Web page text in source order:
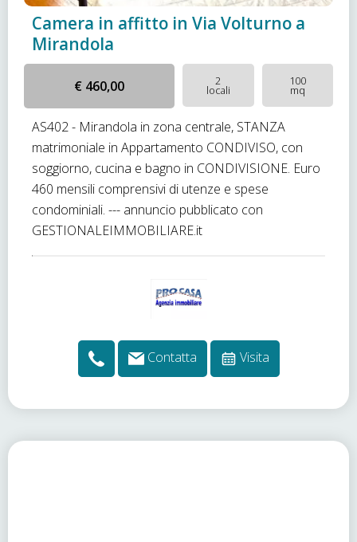
Camera in affitto in Via Volturno a
Mirandola
€ 460,00 2
locali
100
mq
AS402 - Mirandola in zona centrale, STANZA
matrimoniale in Appartamento CONDIVISO, con
soggiorno, cucina e bagno in CONDIVISIONE. Euro
460 mensili comprensivi di utenze e spese
condominiali. --- annuncio pubblicato con
GESTIONALEIMMOBILIARE.it
Contatta Visita